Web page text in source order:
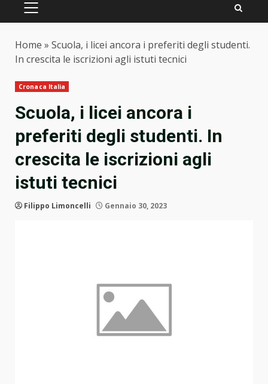
PRIMARY
Home » Scuola, i licei ancora i preferiti degli studenti.
In crescita le iscrizioni agli istuti tecnici
Cronaca Italia
Scuola, i licei ancora i
preferiti degli studenti. In
crescita le iscrizioni agli
istuti tecnici
Filippo Limoncelli Gennaio 30, 2023